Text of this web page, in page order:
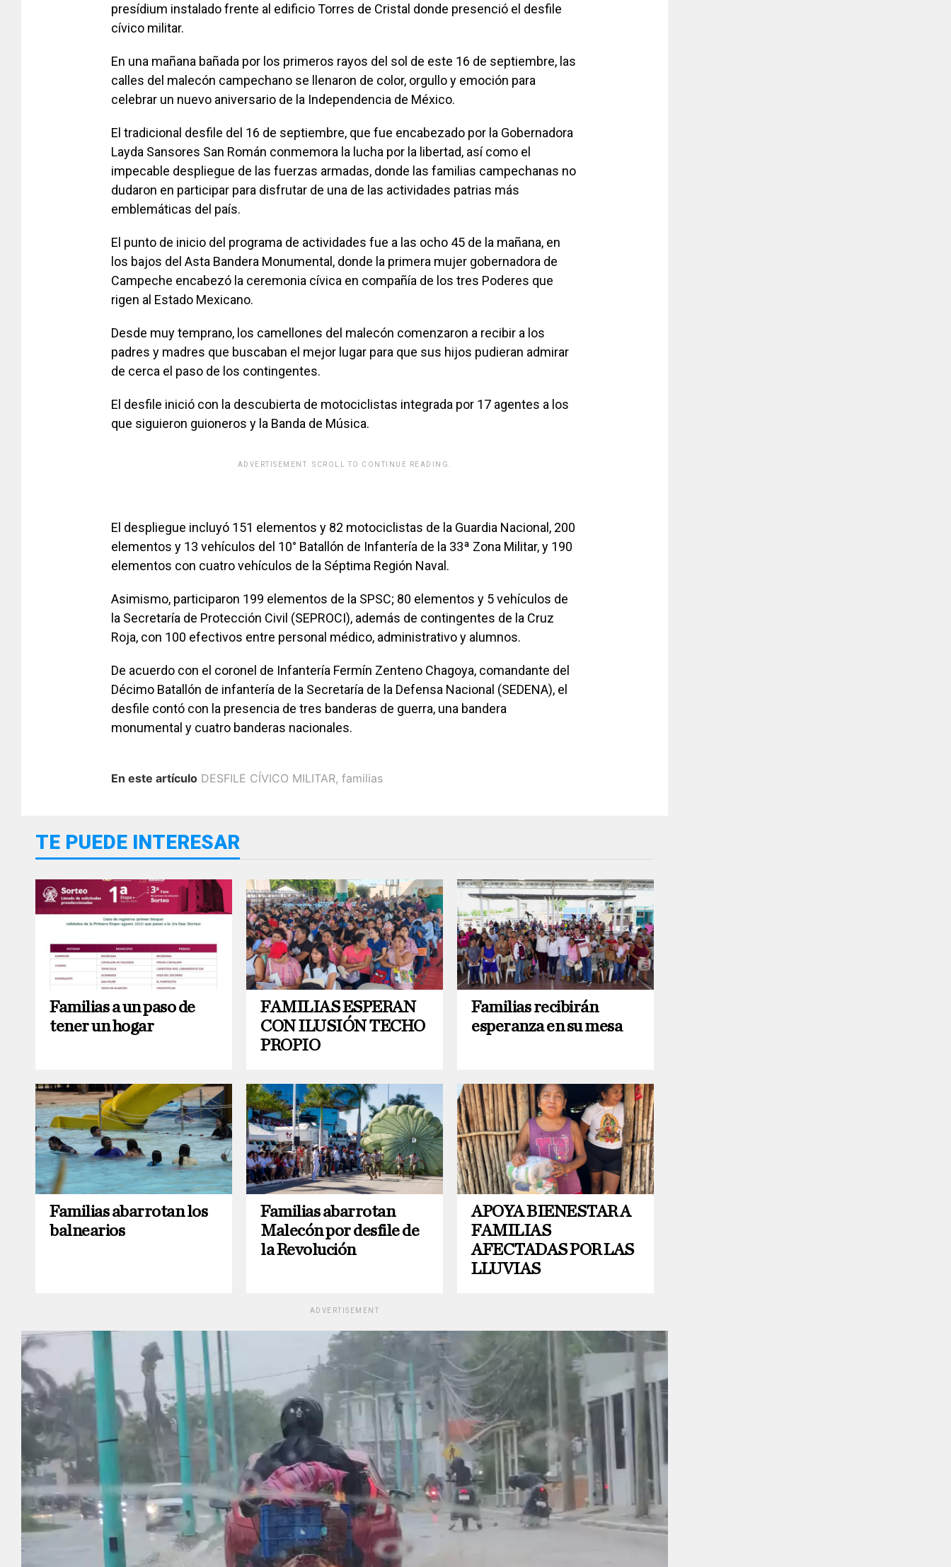
presídium instalado frente al edificio Torres de Cristal donde presenció el desfile
cívico militar.
En una mañana bañada por los primeros rayos del sol de este 16 de septiembre, las
calles del malecón campechano se llenaron de color, orgullo y emoción para
celebrar un nuevo aniversario de la Independencia de México.
El tradicional desfile del 16 de septiembre, que fue encabezado por la Gobernadora
Layda Sansores San Román conmemora la lucha por la libertad, así como el
impecable despliegue de las fuerzas armadas, donde las familias campechanas no
dudaron en participar para disfrutar de una de las actividades patrias más
emblemáticas del país.
El punto de inicio del programa de actividades fue a las ocho 45 de la mañana, en
los bajos del Asta Bandera Monumental, donde la primera mujer gobernadora de
Campeche encabezó la ceremonia cívica en compañía de los tres Poderes que
rigen al Estado Mexicano.
Desde muy temprano, los camellones del malecón comenzaron a recibir a los
padres y madres que buscaban el mejor lugar para que sus hijos pudieran admirar
de cerca el paso de los contingentes.
El desfile inició con la descubierta de motociclistas integrada por 17 agentes a los
que siguieron guioneros y la Banda de Música.
ADVERTISEMENT. SCROLL TO CONTINUE READING.
El despliegue incluyó 151 elementos y 82 motociclistas de la Guardia Nacional, 200
elementos y 13 vehículos del 10° Batallón de Infantería de la 33ª Zona Militar, y 190
elementos con cuatro vehículos de la Séptima Región Naval.
Asimismo, participaron 199 elementos de la SPSC; 80 elementos y 5 vehículos de
la Secretaría de Protección Civil (SEPROCI), además de contingentes de la Cruz
Roja, con 100 efectivos entre personal médico, administrativo y alumnos.
De acuerdo con el coronel de Infantería Fermín Zenteno Chagoya, comandante del
Décimo Batallón de infantería de la Secretaría de la Defensa Nacional (SEDENA), el
desfile contó con la presencia de tres banderas de guerra, una bandera
monumental y cuatro banderas nacionales.
En este artículo DESFILE CÍVICO MILITAR, familias
TE PUEDE INTERESAR
Familias a un paso de
tener un hogar
FAMILIAS ESPERAN
CON ILUSIÓN TECHO
PROPIO
Familias recibirán
esperanza en su mesa
Familias abarrotan los
balnearios
Familias abarrotan
Malecón por desfile de
la Revolución
APOYA BIENESTAR A
FAMILIAS
AFECTADAS POR LAS
LLUVIAS
ADVERTISEMENT